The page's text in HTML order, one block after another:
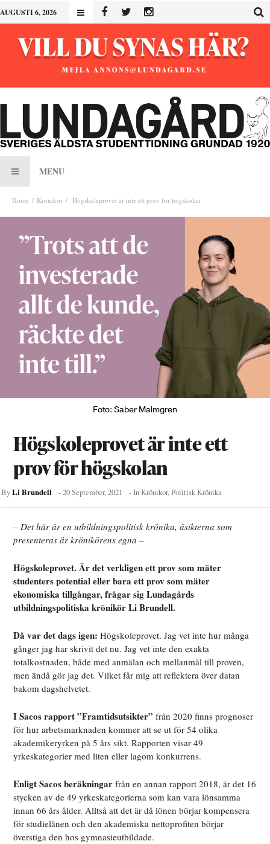
AUGUSTI 6, 2026
MENU
Home Krönikor Högskoleprovet är inte ett prov för högskolan
Foto: Saber Malmgren
Högskoleprovet är inte ett
prov för högskolan
ByLi Brundell -20 September, 2021 - In Krönikor,Politisk Krönika
– Det här är en utbildningspolitisk krönika, åsikterna som
presenteras är krönikörens egna –
Högskoleprovet. Är det verkligen ett prov som mäter
studenters potential eller bara ett prov som mäter
ekonomiska tillgångar, frågar sig Lundagårds
utbildningspolitiska krönikör Li Brundell.
Då var det dags igen:Högskoleprovet. Jag vet inte hur många
gånger jag har skrivit det nu. Jag vet inte den exakta
totalkostnaden, både med anmälan och mellanmål till proven,
men ändå gör jag det. Vilket får mig att reflektera över datan
bakom dagshelvetet.
I Sacos rapport ”Framtidsutsikter” från 2020 finns prognoser
för hur arbetsmarknaden kommer att se ut för 54 olika
akademikeryrken på 5 års sikt. Rapporten visar 49
yrkeskategorier med liten eller lagom konkurrens.
Enligt Sacos beräkningarfrån en annan rapport 2018, är det 16
stycken av de 49 yrkeskategorierna som kan vara lönsamma
innan 66 års ålder. Alltså att det är då lönen börjar kompensera
för studielånen och den akademiska nettoprofiten börjar
överstiga den hos gymnasieutbildade.